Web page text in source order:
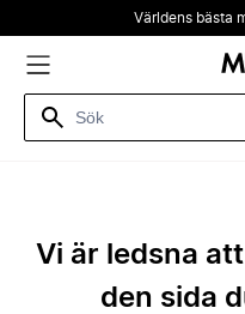
Världens bästa
Vi är ledsna
den sida